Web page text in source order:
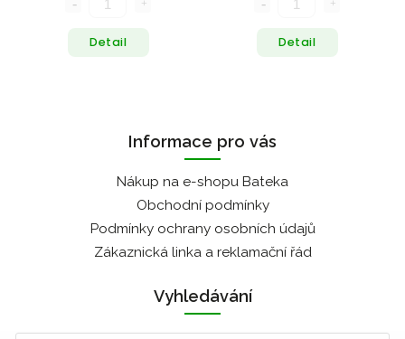
Detail Detail
Informace pro vás
Nákup na e-shopu Bateka
Obchodní podmínky
Podmínky ochrany osobních údajů
Zákaznická linka a reklamační řád
Vyhledávání